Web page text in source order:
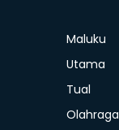
Maluku
Utama
Tual
Olahraga